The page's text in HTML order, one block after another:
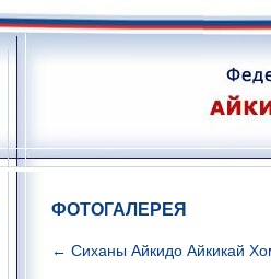
ФОТОГАЛЕРЕЯ
← Сиханы Айкидо Айкикай